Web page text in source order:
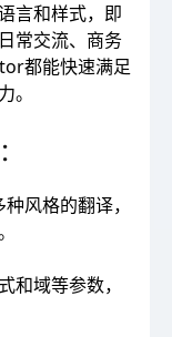
言和样式，即
常交流、商务
都能快速满足
。
风格的翻译，
和域等参数，